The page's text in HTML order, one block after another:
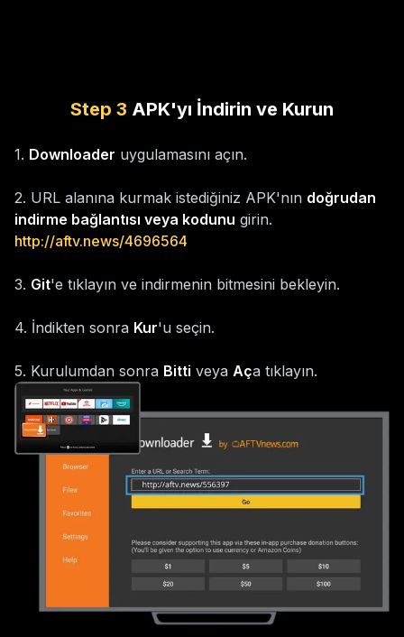
Step 3 APK'yı İndirin ve Kurun
1. Downloader uygulamasını açın.
2. URL alanına kurmak istediğiniz APK'nın doğrudan
indirme bağlantısı veya kodunu girin.
http://aftv.news/4696564
3. Git'e tıklayın ve indirmenin bitmesini bekleyin.
4. İndikten sonra Kur'u seçin.
5. Kurulumdan sonra Bitti veya Aça tıklayın.